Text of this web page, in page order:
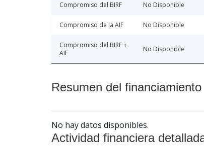
Compromiso del BIRF No Disponible
Compromiso de la AIF No Disponible
Compromiso del BIRF +
AIF
No Disponible
Resumen del
No hay datos disponibles.
Actividad financiera